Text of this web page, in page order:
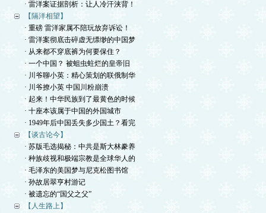
· 雷洋案证据剖析：让人冷汗浃背！
【隔洋相望】
· 重磅 雷洋家属不陪玩放弃诉讼！
· 雷洋案彻底击碎虚无缥缈的中国梦
· 从来都不穿底裤为何要保住？
· 一个中国？ 被蛆虫蛀烂的皇帝旧
· 川爷聊小英：精心策划的联俄制华
· 川爷撩小英 中国川粉崩溃
· 起来！中华民族到了最黄色的时候
· 十座本该属于中国的外国城市
· 1949年后中国丢失多少国土？看完
【谈古论今】
· 苏版毛选揭秘：中共是斯大林豢养
· 种族歧视和极端宗教是全球华人的
· 毛泽东的美国梦与尼克松图书馆
· 孙故居翠亨村游记
· 被遗忘的“国父之父”
【人生路上】